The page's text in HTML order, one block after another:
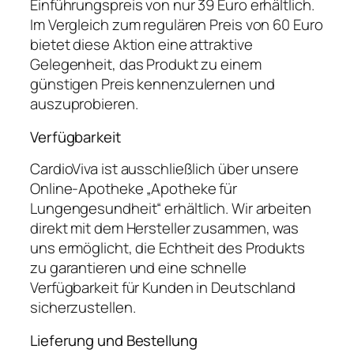
Einführungspreis von nur 39 Euro erhältlich.
Im Vergleich zum regulären Preis von 60 Euro
bietet diese Aktion eine attraktive
Gelegenheit, das Produkt zu einem
günstigen Preis kennenzulernen und
auszuprobieren.
Verfügbarkeit
CardioViva ist ausschließlich über unsere
Online-Apotheke „Apotheke für
Lungengesundheit“ erhältlich. Wir arbeiten
direkt mit dem Hersteller zusammen, was
uns ermöglicht, die Echtheit des Produkts
zu garantieren und eine schnelle
Verfügbarkeit für Kunden in Deutschland
sicherzustellen.
Lieferung und Bestellung